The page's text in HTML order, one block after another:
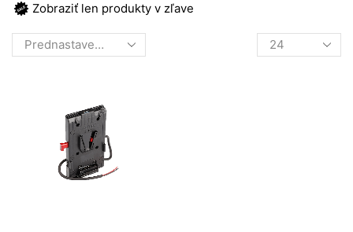
Zobraziť len produkty v zľave
Products
per